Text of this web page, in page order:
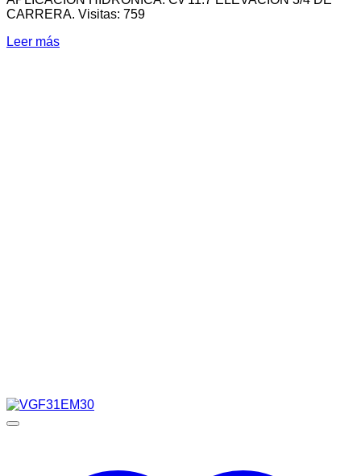
CARRERA. Visitas: 759
Leer más